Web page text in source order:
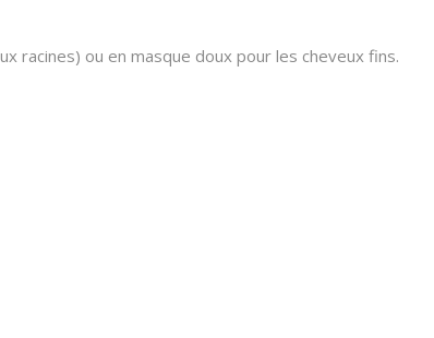
racines) ou en masque doux pour les cheveux fins.